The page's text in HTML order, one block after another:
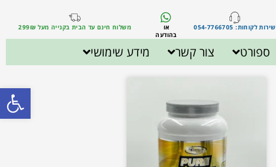
שירות לקוחות: 054-7766705
או
בהודעה
משלוח חינם עד הבית בקנייה מעל 299₪
ספורט צור קשר מידע שימושי
פתח